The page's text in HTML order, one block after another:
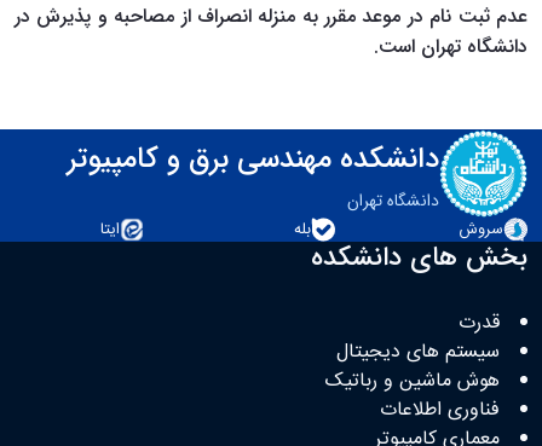
عدم ثبت نام در موعد مقرر به منزله انصراف از مصاحبه و پذيرش در
دانشگاه تهران است.
دانشکده مهندسی برق و کامپیوتر
دانشگاه تهران
سروش
بله ایتا
بخش های دانشکده
قدرت
سیستم های دیجیتال
هوش ماشین و رباتیک
فناوری اطلاعات
معماری کامپیوتر